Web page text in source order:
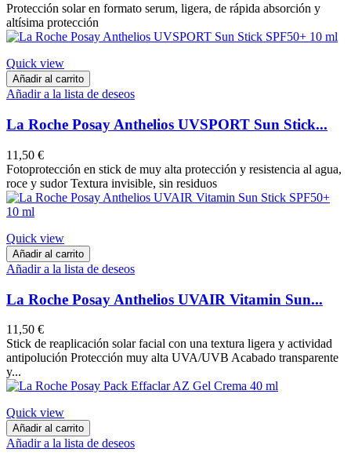
Protección solar en formato serum, ligera, de rápida absorción y
altísima protección
Quick view
Añadir al carrito
Añadir a la lista de deseos
La Roche Posay Anthelios UVSPORT Sun Stick...
11,50 €
Fotoprotección en stick de muy alta protección y resistencia al agua,
roce y sudor Textura invisible, sin residuos
Quick view
Añadir al carrito
Añadir a la lista de deseos
La Roche Posay Anthelios UVAIR Vitamin Sun...
11,50 €
Stick de reaplicación solar facial con una textura ligera y actividad
antipolución Protección muy alta UVA/UVB Acabado transparente
y...
Quick view
Añadir al carrito
Añadir a la lista de deseos